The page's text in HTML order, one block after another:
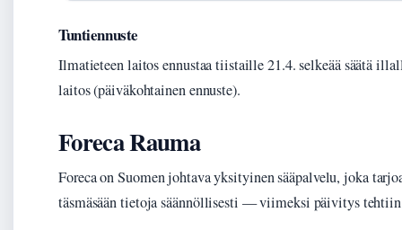
Tuntiennuste
Ilmatieteen laitos ennustaa tiistaille 21.4. selkeää säätä
laitos (päiväkohtainen ennuste).
Foreca Rauma
Foreca on Suomen johtava yksityinen sääpalvelu, joka
täsmäsään tietoja säännöllisesti — viimeksi päivitys tehtiin